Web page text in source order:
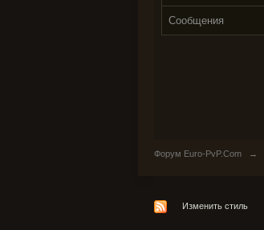
Сообщения
Форум Euro-PvP.Com →
Изменить стиль